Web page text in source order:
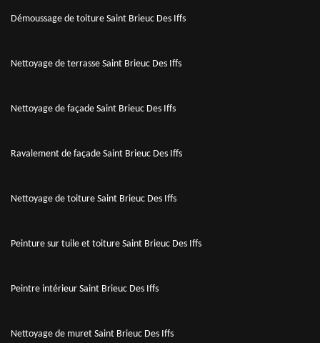
Démoussage de toiture Saint Brieuc Des Iffs
Nettoyage de terrasse Saint Brieuc Des Iffs
Nettoyage de façade Saint Brieuc Des Iffs
Ravalement de façade Saint Brieuc Des Iffs
Nettoyage de toiture Saint Brieuc Des Iffs
Peinture sur tuile et toiture Saint Brieuc Des Iffs
Peintre intérieur Saint Brieuc Des Iffs
Nettoyage de muret Saint Brieuc Des Iffs